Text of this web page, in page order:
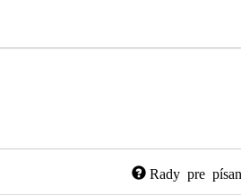
Rady pre